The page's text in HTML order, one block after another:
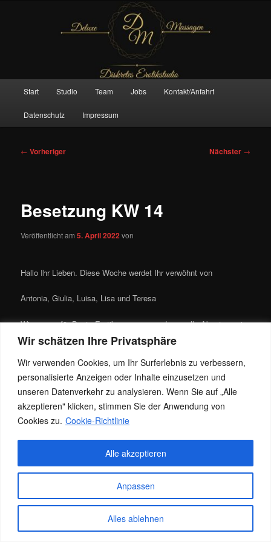
Wir schätzen Ihre Privatsphäre
Wir verwenden Cookies, um Ihr Surferlebnis zu verbessern,
personalisierte Anzeigen oder Inhalte einzusetzen und
unseren Datenverkehr zu analysieren. Wenn Sie auf „Alle
akzeptieren" klicken, stimmen Sie der Anwendung von
Cookies zu. Cookie-Richtlinie
Anpassen
Alles ablehnen
Alle akzeptieren
Deluxe Massagen And More
Start Studio Team Jobs Kontakt/Anfahrt
Datenschutz Impressum
Beitragsnavigation
← Vorheriger Nächster →
Besetzung KW 14
Veröffentlicht am5. April 2022von
Hallo Ihr Lieben. Diese Woche werdet Ihr verwöhnt von
Antonia, Giulia, Luisa, Lisa und Teresa
Wir sorgen für Beste Erotikmassagen und sexuelle Abenteuer, in
jedem Fall sind wir eine der besten Adressen für Entspannung ;o)
Dieser Eintrag wurde vonJacky unterAllgemeinveröffentlicht. Setze
ein Lesezeichen für den
Permalink
Datenschutz Stolz präsentiert von WordPress